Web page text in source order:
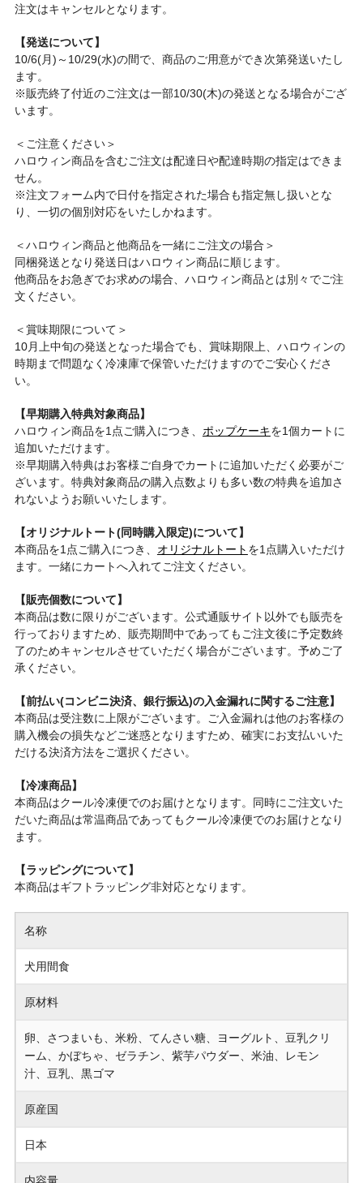
注文はキャンセルとなります。
【発送について】
10/6(月)～10/29(水)の間で、商品のご用意ができ次第発送いたし
ます。
※販売終了付近のご注文は一部10/30(木)の発送となる場合がござ
います。
＜ご注意ください＞
ハロウィン商品を含むご注文は配達日や配達時期の指定はできま
せん。
※注文フォーム内で日付を指定された場合も指定無し扱いとな
り、一切の個別対応をいたしかねます。
＜ハロウィン商品と他商品を一緒にご注文の場合＞
同梱発送となり発送日はハロウィン商品に順じます。
他商品をお急ぎでお求めの場合、ハロウィン商品とは別々でご注
文ください。
＜賞味期限について＞
10月上中旬の発送となった場合でも、賞味期限上、ハロウィンの
時期まで問題なく冷凍庫で保管いただけますのでご安心くださ
い。
【早期購入特典対象商品】
ハロウィン商品を1点ご購入につき、 ポップケーキを1個カートに
追加いただけます。
※早期購入特典はお客様ご自身でカートに追加いただく必要がご
ざいます。特典対象商品の購入点数よりも多い数の特典を追加さ
れないようお願いいたします。
【オリジナルトート(同時購入限定)について】
本商品を1点ご購入につき、 オリジナルトート を1点購入いただけ
ます。一緒にカートへ入れてご注文ください。
【販売個数について】
本商品は数に限りがございます。公式通販サイト以外でも販売を
行っておりますため、販売期間中であってもご注文後に予定数終
了のためキャンセルさせていただく場合がございます。予めご了
承ください。
【前払い(コンビニ決済、銀行振込)の入金漏れに関するご注意】
本商品は受注数に上限がございます。ご入金漏れは他のお客様の
購入機会の損失などご迷惑となりますため、確実にお支払いいた
だける決済方法をご選択ください。
【冷凍商品】
本商品はクール冷凍便でのお届けとなります。同時にご注文いた
だいた商品は常温商品であってもクール冷凍便でのお届けとなり
ます。
【ラッピングについて】
本商品はギフトラッピング非対応となります。
名称
犬用間食
原材料
卵、さつまいも、米粉、てんさい糖、ヨーグルト、豆乳クリ
ーム、かぼちゃ、ゼラチン、紫芋パウダー、米油、レモン
汁、豆乳、黒ゴマ
原産国
日本